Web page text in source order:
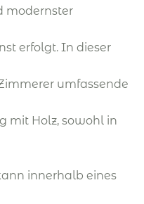
modernster
erfolgt. In dieser
umfassende
mit Holz, sowohl in
innerhalb eines